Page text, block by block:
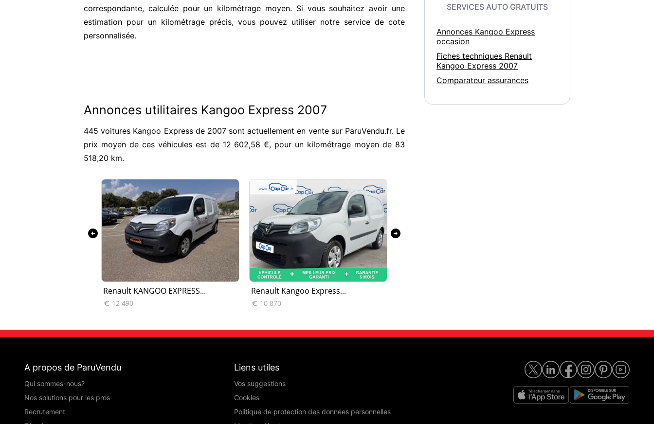
correspondante, calculée pour un kilométrage moyen. Si vous souhaitez avoir une
estimation pour un kilométrage précis, vous pouvez utiliser notre service de cote
personnalisée.
Annonces utilitaires Kangoo Express 2007
445 voitures Kangoo Express de 2007 sont actuellement en vente sur ParuVendu.fr. Le
prix moyen de ces véhicules est de 12 602,58 €, pour un kilométrage moyen de 83
518,20 km.
Renault KANGOO EXPRESS...
 12 490
Renault Kangoo Express...
 10 870
arrow_circle_left arrow_circle_right
SERVICES AUTO GRATUITS
Annonces Kangoo Express
occasion
Fiches techniques Renault
Kangoo Express 2007
Comparateur assurances
A propos de ParuVendu
Qui sommes-nous?
Nos solutions pour les pros
Recrutement
Liens utiles
Vos suggestions
Cookies
Politique de protection des données personnelles